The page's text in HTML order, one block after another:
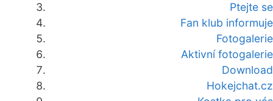
Ptejte se
Fan klub informuje
Fotogalerie
Aktivní fotogalerie
Download
Hokejchat.cz